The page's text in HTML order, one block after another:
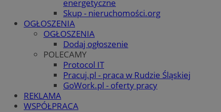
energetyczne
Skup - nieruchomości.org
OGŁOSZENIA
OGŁOSZENIA
Dodaj ogłoszenie
POLECAMY
Protocol IT
Pracuj.pl - praca w Rudzie Śląskiej
GoWork.pl - oferty pracy
REKLAMA
WSPÓŁPRACA